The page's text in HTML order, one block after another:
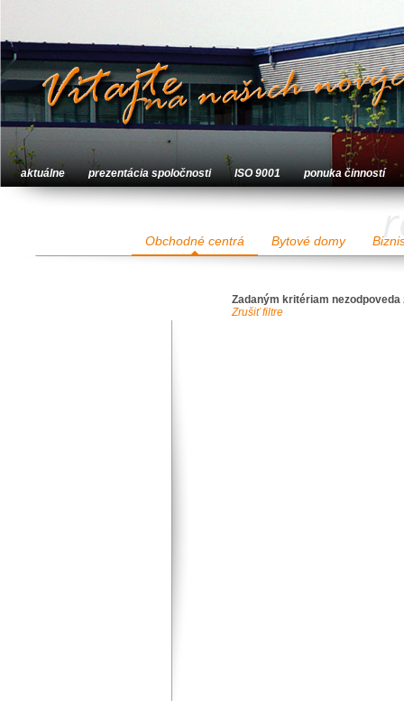
aktuálne prezentácia spoločnosti ISO 9001 ponuka činností
Obchodné centrá Bytové domy
Zadaným kritériam nezodpoveda
Zrušiť filtre